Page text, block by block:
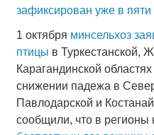
зафиксирован уже в пяти
1 октября минсельхоз
птицы в Туркестанской,
Карагандинской
снижении падежа в
Павлодарской и
сообщили, что в регионы